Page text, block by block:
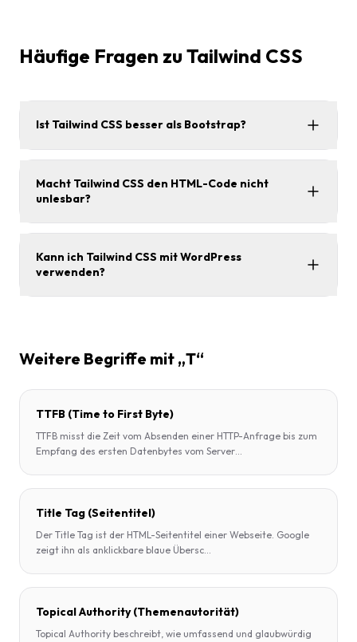
Häufige Fragen zu Tailwind CSS
Ist Tailwind CSS besser als Bootstrap?
Macht Tailwind CSS den HTML-Code nicht
unlesbar?
Kann ich Tailwind CSS mit WordPress
verwenden?
Weitere Begriffe mit „T“
TTFB (Time to First Byte)
TTFB misst die Zeit vom Absenden einer HTTP-Anfrage bis zum
Empfang des ersten Datenbytes vom Server
Title Tag (Seitentitel)
Der Title Tag ist der HTML-Seitentitel einer Webseite. Google
zeigt ihn als anklickbare blaue Übersc
Topical Authority (Themenautorität)
Topical Authority beschreibt, wie umfassend und glaubwürdig